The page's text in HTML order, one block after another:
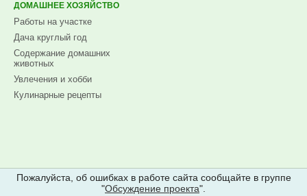
ДОМАШНЕЕ ХОЗЯЙСТВО
Работы на участке
Дача круглый год
Содержание домашних
животных
Увлечения и хобби
Кулинарные рецепты
Пожалуйста, об ошибках в работе сайта сообщайте в группе
"Обсуждение проекта".